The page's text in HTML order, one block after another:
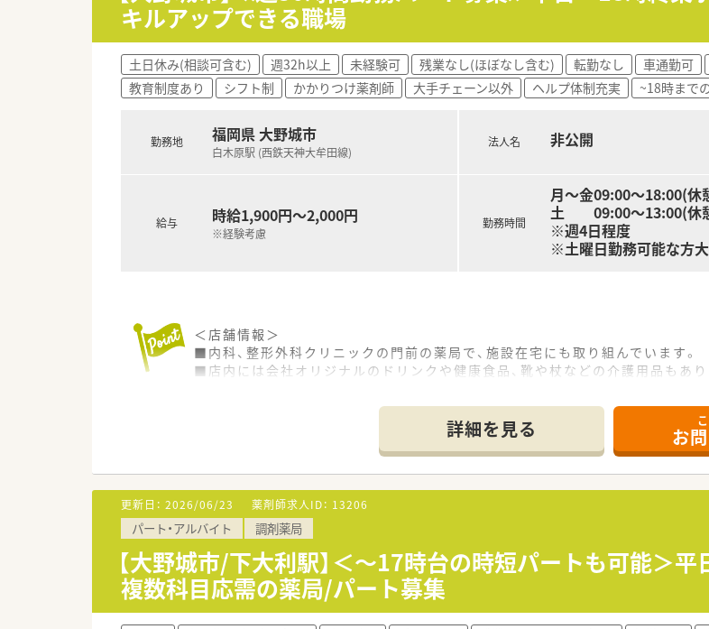
キルアップできる職場
土日休み(相談可含む) 週32h以上 未経験可 残業なし(ほぼなし含む) 転勤なし 車通勤可
教育制度あり
シフト制 かかりつけ薬剤師 大手チェーン以外 ヘルプ体制充実 ~18時まで
勤務地 福岡県 大野城市
白木原駅 (西鉄天神大牟田線)
給与 時給1,900円～2,000円
※経験考慮
法人名 非公開
勤務時間
月～金09:00～18:00(休
土 09:00～13:00(休
※週4日程度
※土曜日勤務可能な方
＜店舗情報＞
■内科、整形外科クリニックの門前の薬局で、施設在宅にも取り組んでいます。
■店内には会社オリジナルのドリンクや健康食品、靴や杖などの介護用品もあり
■福岡県春日市に本社を構え、福岡県内を中心に25店舗以上展開しております
■処方箋枚数の多い店舗が多く、各店舗とも経営が安定しております。
■在宅業務も積極的に取り組んでおり、TPN/IVH（中心静脈栄養法）製剤調製の
ります。
■気軽に来店しやすい薬局作りを目指しており、調剤薬局とカフェが併設して
＜学べる環境が整っています＞
■階層別の研修、専門別の研修、Eラーニングなど幅広い教育制度が用意され、
■医薬品勉強会、接遇研修だけでなく、管理者専門研修、女性活躍推進研修など
能です。
詳細を見る お
更新日： 2026/06/23 薬剤師求人ID： 13206
パート・アルバイト 調剤薬局
【大野城市/下大利駅】＜～17時台の時短パートも可能
複数科目応需の薬局/パート募集